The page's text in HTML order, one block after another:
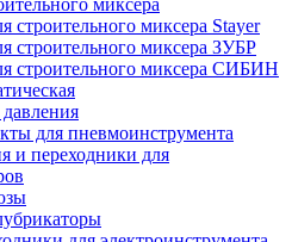
миксера
строительного миксера Stayer
строительного миксера ЗУБР
строительного миксера СИБИН
для пневмоинструмента
и переходники для